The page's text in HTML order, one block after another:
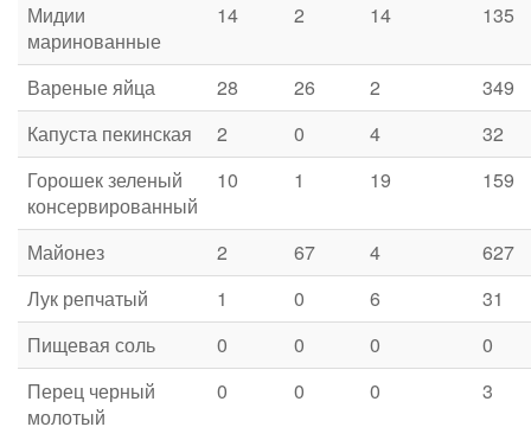
Мидии
маринованные
14 2 14 135
Вареные яйца 28 26 2
349
Капуста пекинская
2 0 4
32
Горошек зеленый
консервированный
10 1 19 159
Майонез 2 67 4
627
Лук репчатый
1 0 6
31
Пищевая соль
0 0 0
0
Перец черный
молотый
0 0 0 3